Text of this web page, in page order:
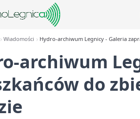
Wiadomości Hydro-archiwum Legnicy - Galeria
archiwum
do